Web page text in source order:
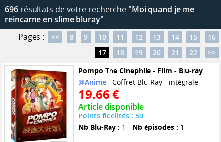
696 résultats de votre recherche "Moi quand je me
reincarne en slime bluray"
Pages :
<< 8 9 10 11 12 13 14 15
16
17
18 19 20 21 22
>>
Pompo The Cinephile - Film - Blu-ray
@Anime- Coffret Blu-Ray - intégrale
19.66 €
Article disponible
Points fidelités : 50
Nb Blu-Ray : 1 - Nb épisodes : 1